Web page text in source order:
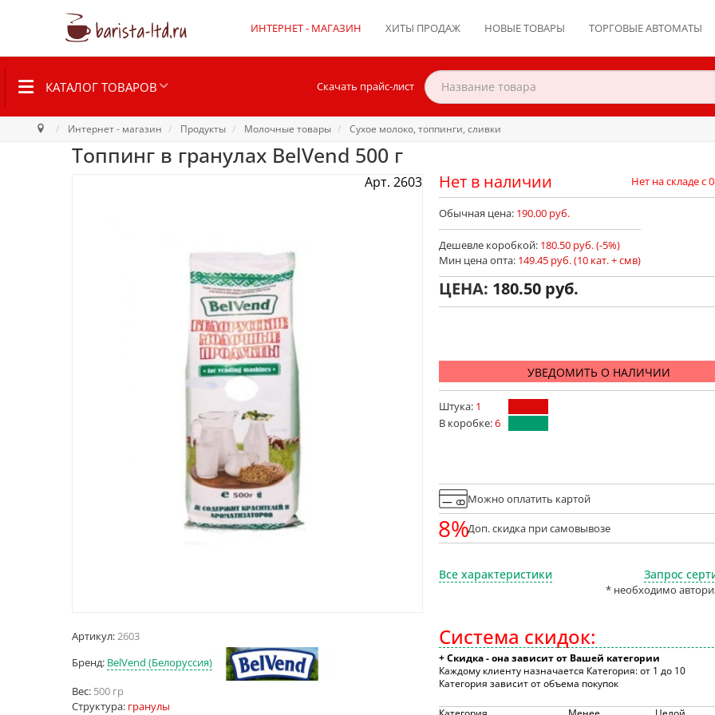
ИНТЕРНЕТ - МАГАЗИН ХИТЫ ПРОДАЖ НОВЫЕ ТОВАРЫ ТОРГОВЫЕ АВТОМАТЫ
КАТАЛОГ ТОВАРОВ Скачать прайс-лист
Интернет - магазин
Продукты Молочные товары Сухое молоко, топпинги, сливки
Арт. 2603
Топпинг в гранулах BelVend 500 г
Нет в наличии Нет на складе с
Обычная цена: 190.00 руб.
Дешевле коробкой: 180.50 руб. (-5%)
Мин цена опта: 149.45 руб. (10 кат. + смв)
ЦЕНА: 180.50
УВЕДОМИТЬ О НАЛИЧИИ
Штука: 1
В коробке:6
Можно оплатить картой
8%Доп. скидка при самовывозе
Артикул:2603
Бренд: BelVend (Белоруссия)
Вес: 500 гр
Структура: гранулы
Все характеристики Запрос
* необходимо
Система скидок:
+ Скидка - она зависит от Вашей категории
Каждому клиенту назначается Категория: от 1 до 10
Категория зависит от объема покупок